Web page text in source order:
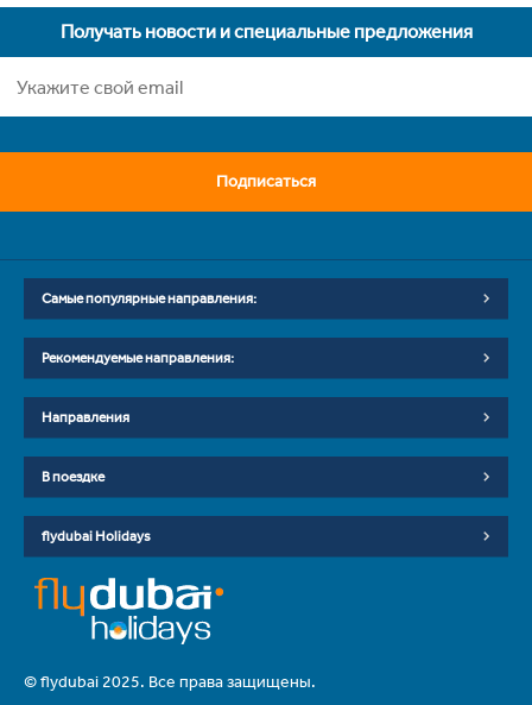
Получать новости и специальные предложения
Подписаться
Самые популярные направления:
Рекомендуемые направления:
Направления
В поездке
flydubai Holidays
© flydubai 2025. Все права защищены.